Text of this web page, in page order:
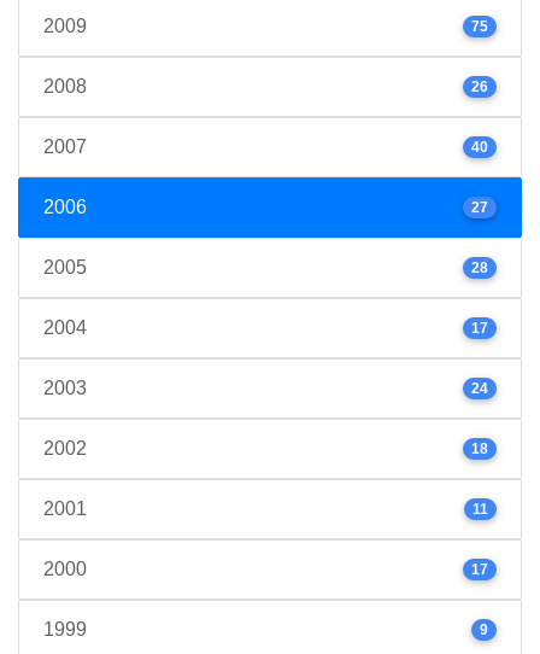
2009 75
2008 26
2007 40
2006 27
2005 28
2004 17
2003 24
2002 18
2001 11
2000 17
1999 9